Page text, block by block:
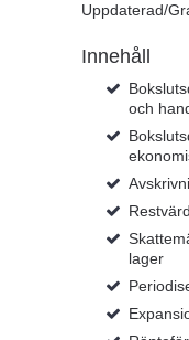
Uppdaterad/
Innehåll
och
lager